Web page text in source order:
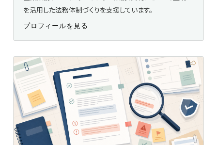
を活用した法務体制づくりを支援しています。
プロフィールを見る